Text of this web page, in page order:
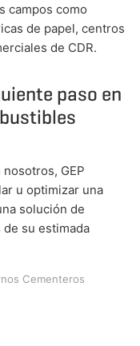
campos como
de papel, centros
de CDR.
paso en
GEP
u optimizar una
solución de
su estimada
Cementeros